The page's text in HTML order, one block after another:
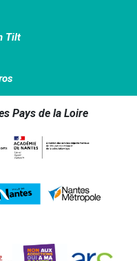
Tilt
Pays de la Loire